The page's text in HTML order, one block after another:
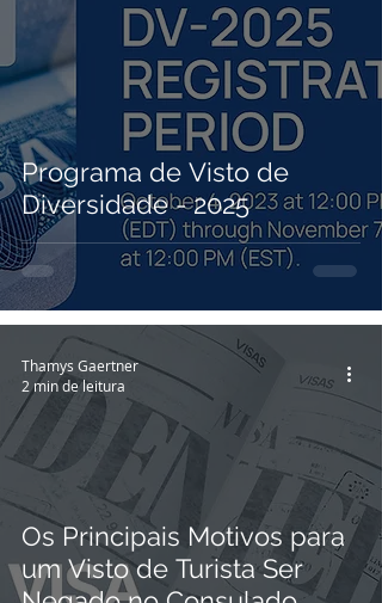
Programa de Visto de
Diversidade - 2025
Os Principais Motivos para
um Visto de Turista Ser
Thamys Gaertner
2 min de leitura